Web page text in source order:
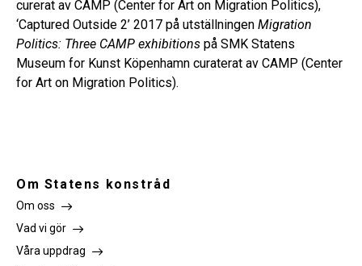
curerat av CAMP (Center for Art on Migration Politics),
‘Captured Outside 2’ 2017 på utställningen Migration
Politics: Three CAMP exhibitions på SMK Statens
Museum for Kunst Köpenhamn curaterat av CAMP (Center
for Art on Migration Politics).
Om Statens konstråd
Om oss
Vad vi gör
Våra uppdrag